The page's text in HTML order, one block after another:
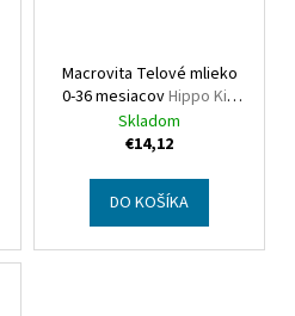
Macrovita Telové mlieko
0-36 mesiacovHippo Kid
Body lotion
Skladom
€14,12
DO KOŠÍKA